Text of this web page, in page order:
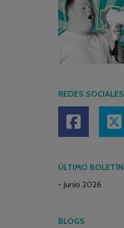
REDES SOCIALES
ÚLTIMO BOLETÍN
Junio 2026
BLOGS